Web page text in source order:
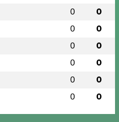
0 0
0 0
0 0
0 0
0 0
0 0